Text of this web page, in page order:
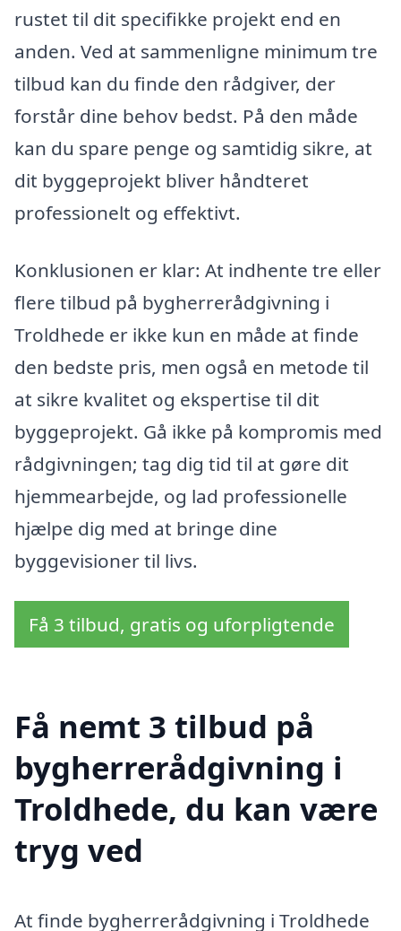
rustet til dit specifikke projekt end en
anden. Ved at sammenligne minimum tre
tilbud kan du finde den rådgiver, der
forstår dine behov bedst. På den måde
kan du spare penge og samtidig sikre, at
dit byggeprojekt bliver håndteret
professionelt og effektivt.
Konklusionen er klar: At indhente tre eller
flere tilbud på bygherrerådgivning i
Troldhede er ikke kun en måde at finde
den bedste pris, men også en metode til
at sikre kvalitet og ekspertise til dit
byggeprojekt. Gå ikke på kompromis med
rådgivningen; tag dig tid til at gøre dit
hjemmearbejde, og lad professionelle
hjælpe dig med at bringe dine
byggevisioner til livs.
Få 3 tilbud, gratis og uforpligtende
Få nemt 3 tilbud på
bygherrerådgivning i
Troldhede, du kan være
tryg ved
At finde bygherrerådgivning i Troldhede